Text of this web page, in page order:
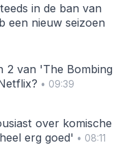
in de ban van
een nieuw seizoen
2 van 'The Bombing
• 09:39
over komische
erg goed' • 08:11